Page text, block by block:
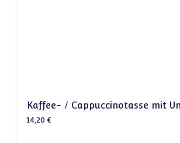
Kaffee- / Cappuccinotasse mit
14,20 €